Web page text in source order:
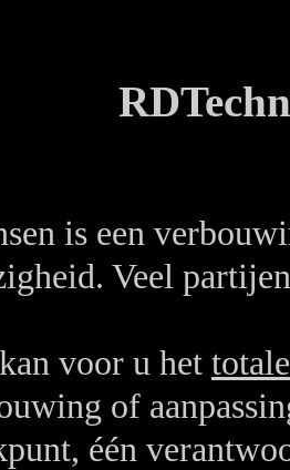
is een
Veel
kan voor u het
of
één